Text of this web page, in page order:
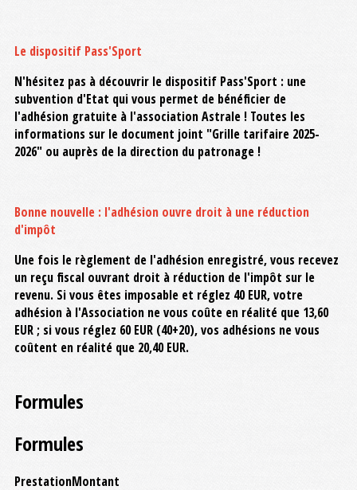
Le dispositif Pass'Sport
N'hésitez pas à découvrir le dispositif Pass'Sport : une
subvention d'Etat qui vous permet de bénéficier de
l'adhésion gratuite à l'association Astrale ! Toutes les
informations sur le document joint "Grille tarifaire 2025-
2026" ou auprès de la direction du patronage !
Bonne nouvelle : l'adhésion ouvre droit à une réduction
d'impôt
Une fois le règlement de l'adhésion enregistré, vous recevez
un reçu fiscal ouvrant droit à réduction de l'impôt sur le
revenu. Si vous êtes imposable et réglez 40 EUR, votre
adhésion à l'Association ne vous coûte en réalité que 13,60
EUR ; si vous réglez 60 EUR (40+20), vos adhésions ne vous
coûtent en réalité que 20,40 EUR.
Formules
Formules
PrestationMontant